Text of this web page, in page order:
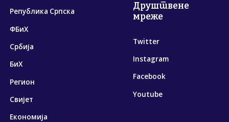
Република Српска
ФБиХ
Србија
БиХ
Регион
Свијет
Економија
Друштвене
мреже
Twitter
Instagram
Facebook
Youtube